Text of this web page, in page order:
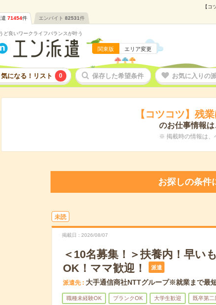
【コ
遣 71454件 エンバイト 82531件
ど良いワークライフバランスが叶う
関東版 エリア変更
気になる！リスト 0 保存した希望条件 お気に入りの
【コツコツ】残
のお仕事情報は
※ 掲載時の情報は、
お探しの条件
未読
掲載日 2026/08/07
＜10名募集！＞扶養内！早い
OK！ママ歓迎！
派遣
派遣先 大手通信商社NTTグループ※就業まで最
職種未経験OK ブランクOK 大学生歓迎 既卒第二